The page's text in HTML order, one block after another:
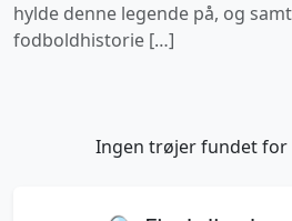
hylde denne legende på, og
fodboldhistorie […]
Ingen trøjer fundet for